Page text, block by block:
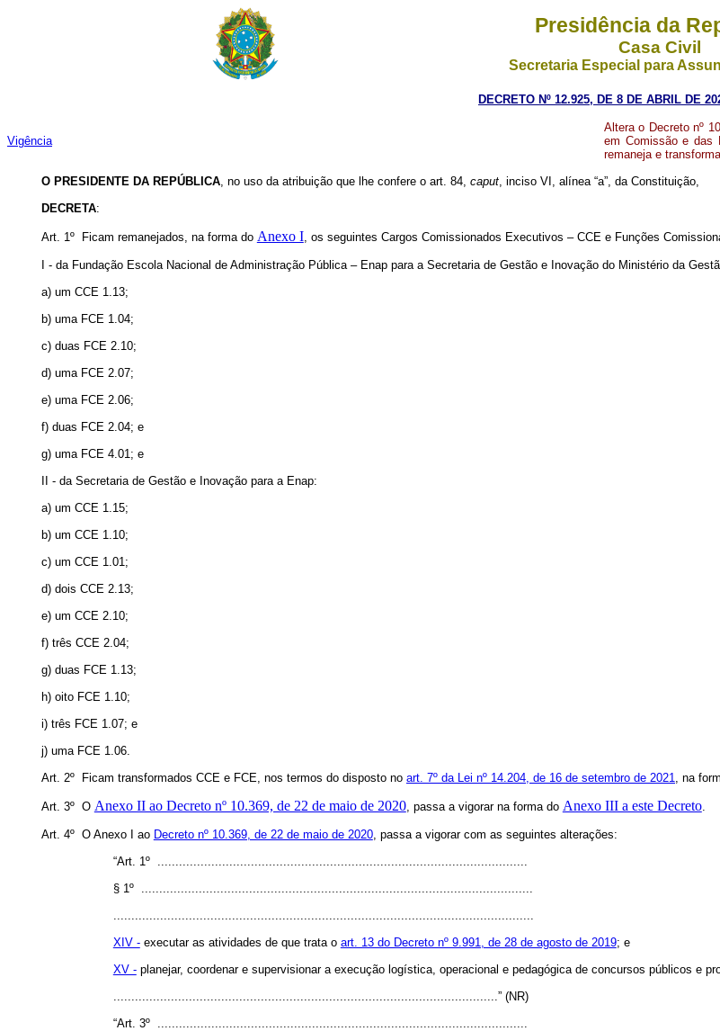
Presidência da
Casa Civil
Secretaria Especial para
DECRETO Nº 12.925, DE 8 DE ABRIL DE
Vigência
Altera o Decreto nº
em Comissão e das
remaneja e
O PRESIDENTE DA REPÚBLICA, no uso da atribuição que lhe confere o art. 84, caput, inciso VI, alínea “a”, da Constituição,
DECRETA:
Art. 1º Ficam remanejados, na forma do Anexo I, os seguintes Cargos Comissionados Executivos – CCE e Funções
I - da Fundação Escola Nacional de Administração Pública – Enap para a Secretaria de Gestão e Inovação do Ministério da
a) um CCE 1.13;
b) uma FCE 1.04;
c) duas FCE 2.10;
d) uma FCE 2.07;
e) uma FCE 2.06;
f) duas FCE 2.04; e
g) uma FCE 4.01; e
II - da Secretaria de Gestão e Inovação para a Enap:
a) um CCE 1.15;
b) um CCE 1.10;
c) um CCE 1.01;
d) dois CCE 2.13;
e) um CCE 2.10;
f) três CCE 2.04;
g) duas FCE 1.13;
h) oito FCE 1.10;
i) três FCE 1.07; e
j) uma FCE 1.06.
Art. 2º Ficam transformados CCE e FCE, nos termos do disposto no art. 7º da Lei nº 14.204, de 16 de setembro de 2021, na
Art. 3º O Anexo II ao Decreto nº 10.369, de 22 de maio de 2020, passa a vigorar na forma do Anexo III a este Decreto.
Art. 4º O Anexo I ao Decreto nº 10.369, de 22 de maio de 2020, passa a vigorar com as seguintes alterações:
“Art. 1º .......................................................................................................
§ 1º .............................................................................................................
.....................................................................................................................
XIV -executar as atividades de que trata o art. 13 do Decreto nº 9.991, de 28 de agosto de 2019; e
XV -planejar, coordenar e supervisionar a execução logística, operacional e pedagógica de concursos públicos e
...........................................................................................................” (NR)
“Art. 3º .......................................................................................................